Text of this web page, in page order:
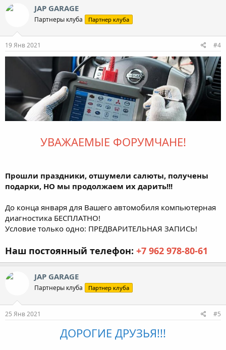
JAP GARAGE
Партнеры клуба Партнер клуба
19 Янв 2021 #4
УВАЖАЕМЫЕ ФОРУМЧАНЕ!
Прошли праздники, отшумели салюты, получены
подарки, НО мы продолжаем их дарить!!!
До конца января для Вашего автомобиля компьютерная
диагностика БЕСПЛАТНО!
Условие только одно: ПРЕДВАРИТЕЛЬНАЯ ЗАПИСЬ!
Наш постоянный телефон: +7 962 978-80-61
JAP GARAGE
Партнеры клуба Партнер клуба
25 Янв 2021 #5
ДОРОГИЕ ДРУЗЬЯ!!!